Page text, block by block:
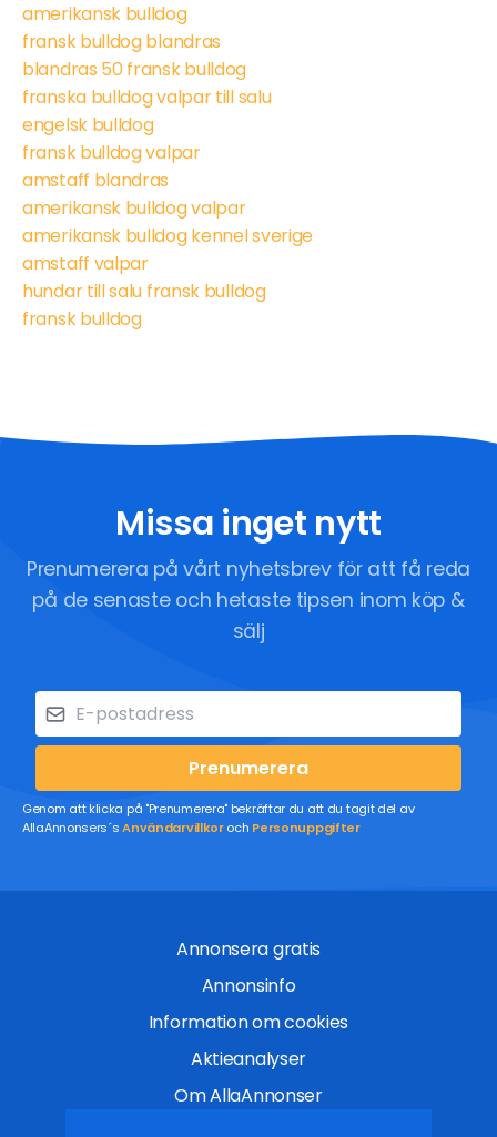
amerikansk bulldog
fransk bulldog blandras
blandras 50 fransk bulldog
franska bulldog valpar till salu
engelsk bulldog
fransk bulldog valpar
amstaff blandras
amerikansk bulldog valpar
amerikansk bulldog kennel sverige
amstaff valpar
hundar till salu fransk bulldog
fransk bulldog
Missa inget nytt
Prenumerera på vårt nyhetsbrev för att få reda
på de senaste och hetaste tipsen inom köp &
sälj
Prenumerera
Genom att klicka på "Prenumerera" bekräftar du att du tagit del av
AllaAnnonsers´sAnvändarvillkoroch Personuppgifter
Annonsera gratis
Annonsinfo
Information om cookies
Aktieanalyser
Om AllaAnnonser